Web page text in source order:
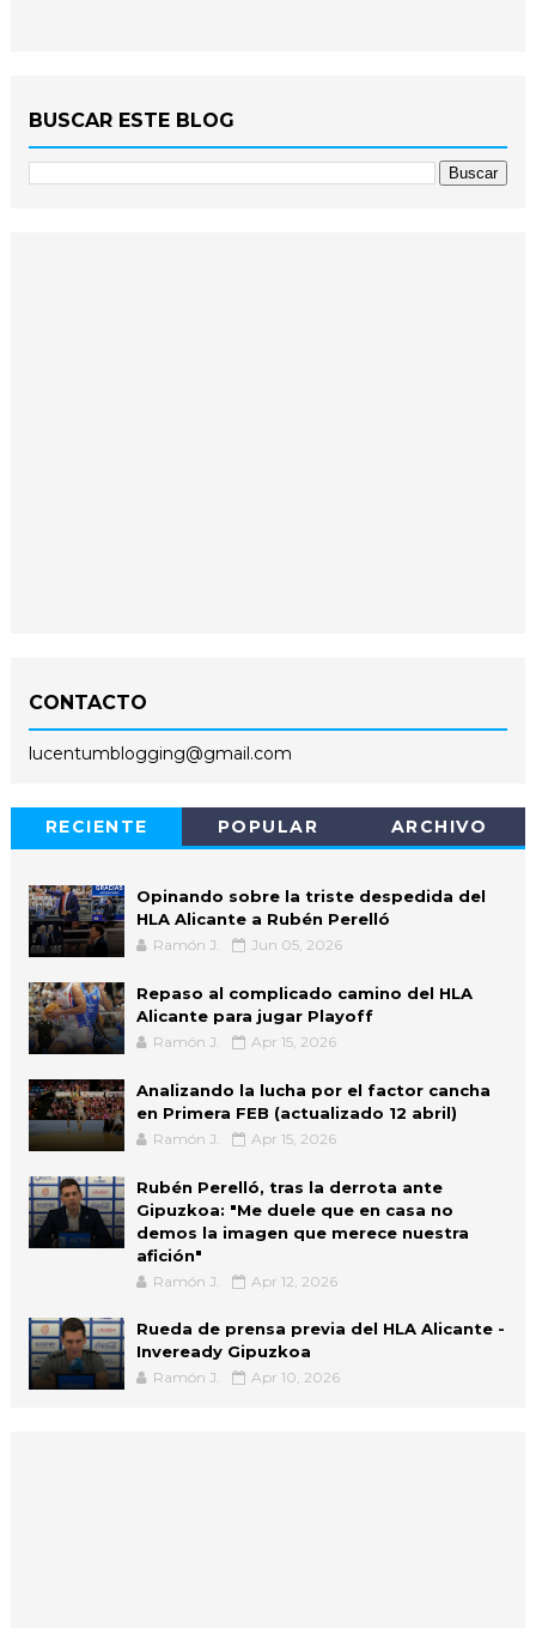
BUSCAR ESTE BLOG
CONTACTO
lucentumblogging@gmail.com
RECIENTE POPULAR ARCHIVO
Opinando sobre la triste despedida del
HLA Alicante a Rubén Perelló
Ramón J. Jun 05, 2026
Repaso al complicado camino del HLA
Alicante para jugar Playoff
Ramón J. Apr 15, 2026
Analizando la lucha por el factor cancha
en Primera FEB (actualizado 12 abril)
Ramón J. Apr 15, 2026
Rubén Perelló, tras la derrota ante
Gipuzkoa: "Me duele que en casa no
demos la imagen que merece nuestra
afición"
Ramón J. Apr 12, 2026
Rueda de prensa previa del HLA Alicante -
Inveready Gipuzkoa
Ramón J. Apr 10, 2026